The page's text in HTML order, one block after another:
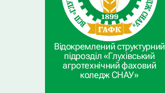
Відокремлений структурний
підрозділ «Глухівський
агротехнічний фаховий
коледж СНАУ»